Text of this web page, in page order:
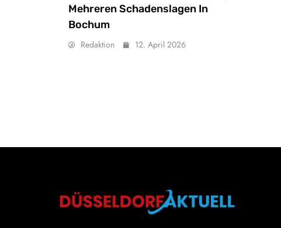
Mehreren Schadenslagen In
Bochum
Redaktion 12. April 2026